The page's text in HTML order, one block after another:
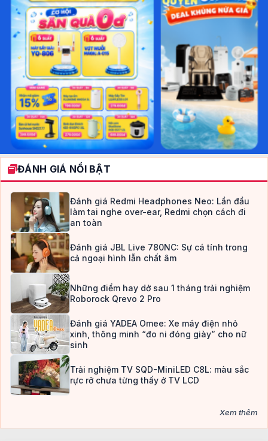
ĐÁNH GIÁ NỔI BẬT
Đánh giá Redmi Headphones Neo: Lần đầu
làm tai nghe over-ear, Redmi chọn cách đi
an toàn
Đánh giá JBL Live 780NC: Sự cá tính trong
cả ngoại hình lẫn chất âm
Những điểm hay dở sau 1 tháng trải nghiệm
Roborock Qrevo 2 Pro
Đánh giá YADEA Omee: Xe máy điện nhỏ
xinh, thông minh “đo ni đóng giày” cho nữ
sinh
Trải nghiệm TV SQD-MiniLED C8L: màu sắc
rực rỡ chưa từng thấy ở TV LCD
Xem thêm